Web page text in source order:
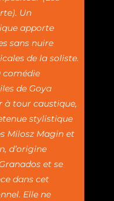
Un
apporte
sans nuire
de la soliste.
comédie
de Goya
à tour caustique,
stylistique
Milosz Magin et
d’origine
et se
dans cet
Elle ne